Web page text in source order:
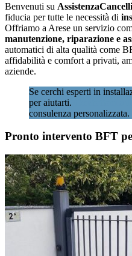
Benvenuti su
fiducia per tutte le necessità di
Offriamo a Arese un servizio
manutenzione, riparazione e
automatici di alta qualità come
affidabilità e comfort a privati,
aziende.
Se cerchi esperti in
per aiutarti.
consulenza personalizzata.
Pronto intervento BFT